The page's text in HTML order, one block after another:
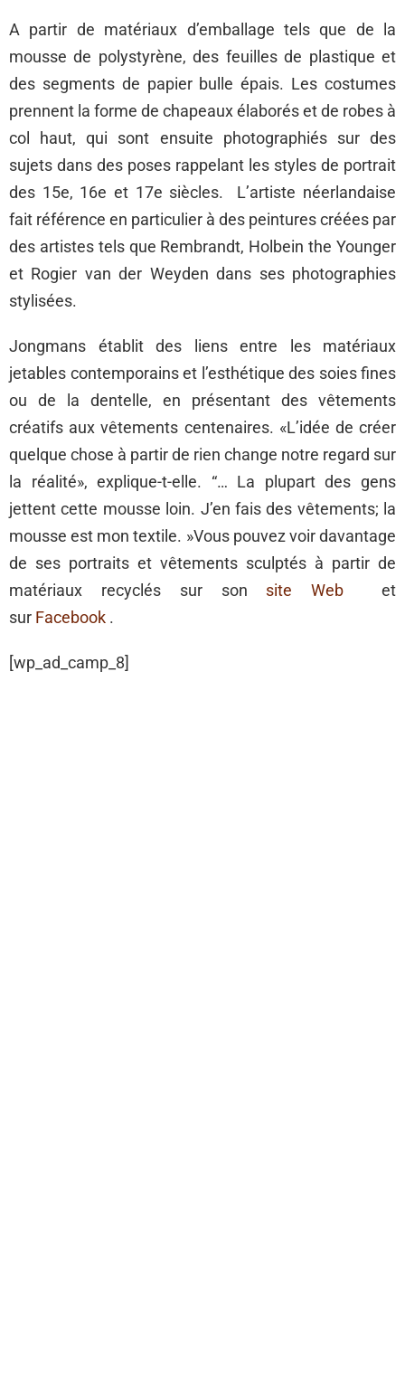
A partir de matériaux d’emballage tels que de la
mousse de polystyrène, des feuilles de plastique et
des segments de papier bulle épais. Les costumes
prennent la forme de chapeaux élaborés et de robes à
col haut, qui sont ensuite photographiés sur des
sujets dans des poses rappelant les styles de portrait
des 15e, 16e et 17e siècles. L’artiste néerlandaise
fait référence en particulier à des peintures créées par
des artistes tels que Rembrandt, Holbein the Younger
et Rogier van der Weyden dans ses photographies
stylisées.
Jongmans établit des liens entre les matériaux
jetables contemporains et l’esthétique des soies fines
ou de la dentelle, en présentant des vêtements
créatifs aux vêtements centenaires. «L’idée de créer
quelque chose à partir de rien change notre regard sur
la réalité», explique-t-elle. “… La plupart des gens
jettent cette mousse loin. J’en fais des vêtements; la
mousse est mon textile. »Vous pouvez voir davantage
de ses portraits et vêtements sculptés à partir de
matériaux recyclés sur son site Web et
sur Facebook .
[wp_ad_camp_8]